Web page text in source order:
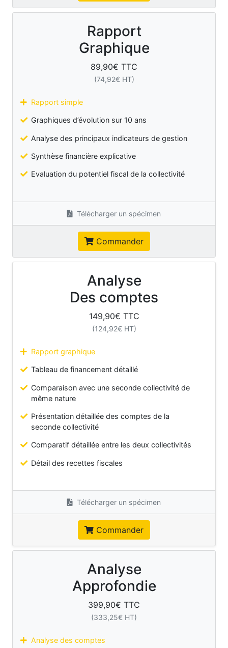
Rapport
Graphique
89,90€ TTC
(74,92€ HT)
Rapport simple
Graphiques d’évolution sur 10 ans
Analyse des principaux indicateurs de gestion
Synthèse financière explicative
Evaluation du potentiel fiscal de la collectivité
Télécharger un spécimen
Commander
Analyse
Des comptes
149,90€ TTC
(124,92€ HT)
Rapport graphique
Tableau de financement détaillé
Comparaison avec une seconde collectivité de
même nature
Présentation détaillée des comptes de la
seconde collectivité
Comparatif détaillée entre les deux collectivités
Détail des recettes fiscales
Télécharger un spécimen
Commander
Analyse
Approfondie
399,90€ TTC
(333,25€ HT)
Analyse des comptes